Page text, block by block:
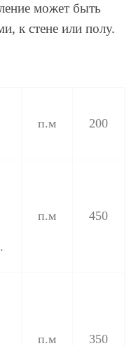
может быть
к стене или полу.
п.м 200
п.м 450
п.м 350